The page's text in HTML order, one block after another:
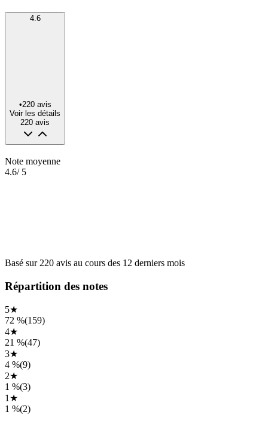
4.6
•220 avis
Voir les détails
220 avis
Note moyenne
4.6/ 5
Basé sur 220 avis au cours des 12 derniers mois
Répartition des notes
5★
72 %(159)
4★
21 %(47)
3★
4 %(9)
2★
1 %(3)
1 ★
1 %(2)